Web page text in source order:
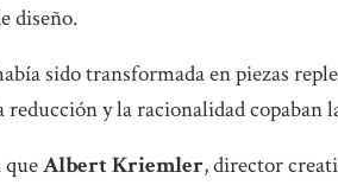
diseño.
sido transformada en piezas
reducción y la racionalidad copaban
queAlbert Kriemler, director